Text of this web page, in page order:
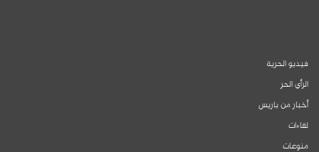
فيديو الحرية
الرأي الحر
أخبار من باريس
لقاءات
منوعات